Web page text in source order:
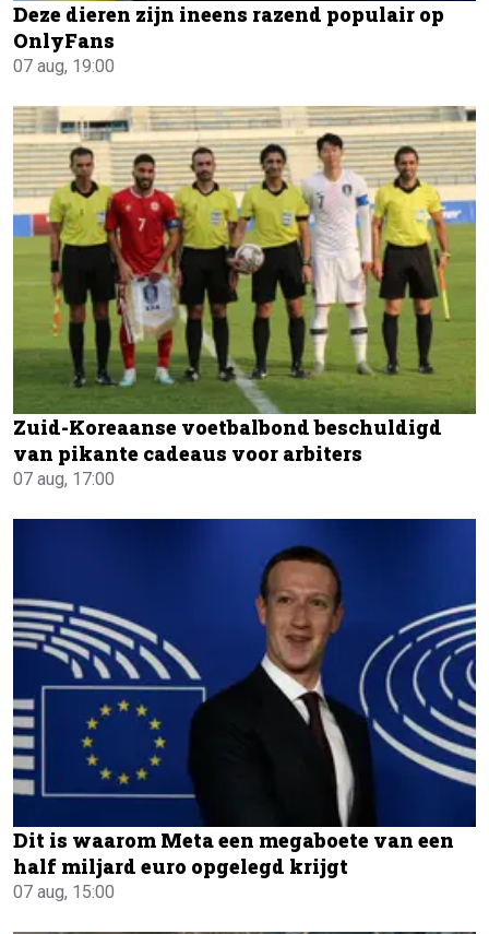
Deze dieren zijn ineens razend populair op
OnlyFans
07 aug, 19:00
Zuid-Koreaanse voetbalbond beschuldigd
van pikante cadeaus voor arbiters
07 aug, 17:00
Dit is waarom Meta een megaboete van een
half miljard euro opgelegd krijgt
07 aug, 15:00